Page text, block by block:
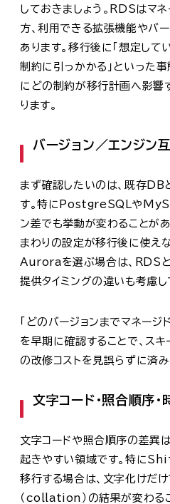
しておきましょう。RDSはマ
方、利用できる拡張機能やバ
あります。移行後に「想定して
制約に引っかかる」といった
にどの制約が移行計画へ影響
ります。
バージョン／エンジン
まず確認したいのは、既存DB
す。特にPostgreSQLや
ン差でも挙動が変わることが
まわりの設定が移行後に使え
Auroraを選ぶ場合は、RDS
提供タイミングの違いも考慮し
「どのバージョンまでマネージ
を早期に確認することで、ス
の改修コストを見誤らずに済み
文字コード・照合順序・
文字コードや照合順序の差異
起きやすい領域です。特に
移行する場合は、文字化けだ
（collation）の結果が変わる